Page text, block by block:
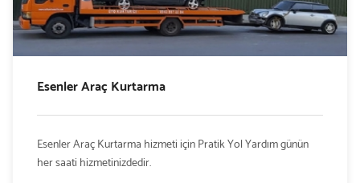
Esenler Araç Kurtarma
Esenler Araç Kurtarma hizmeti için Pratik Yol Yardım günün
her saati hizmetinizdedir.